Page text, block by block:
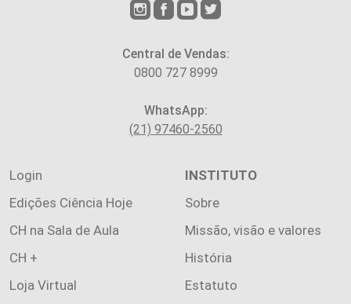
Central de Vendas:
0800 727 8999
WhatsApp:
(21) 97460-2560
Login
Edições Ciência Hoje
CH na Sala de Aula
CH +
Loja Virtual
INSTITUTO
Sobre
Missão, visão e valores
História
Estatuto